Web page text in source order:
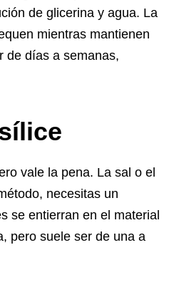
de glicerina y agua. La
mientras mantienen
de días a semanas,
vale la pena. La sal o el
necesitas un
se entierran en el material
pero suele ser de una a